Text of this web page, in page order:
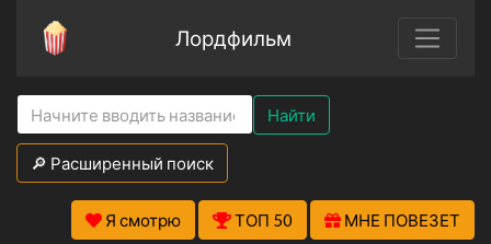
Лордфильм
Найти
🔎 Расширенный поиск
Я смотрю ТОП 50 МНЕ ПОВЕЗЕТ